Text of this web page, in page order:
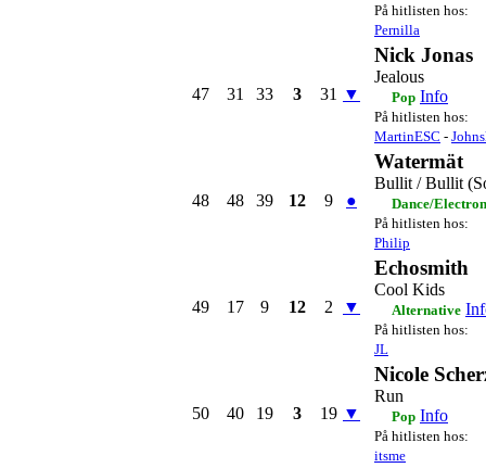
På hitlisten hos:
Pernilla
47 31 33 3 31 ▼
Nick Jonas
Jealous
Pop Info
På hitlisten hos:
MartinESC -
48 48 39 12 9 ●
Watermät
Bullit / Bullit
Dance/
På hitlisten hos:
Philip
49 17 9 12 2 ▼
Echosmith
Cool Kids
Alternative
På hitlisten hos:
JL
50 40 19 3 19 ▼
Nicole
Run
Pop Info
På hitlisten hos:
itsme